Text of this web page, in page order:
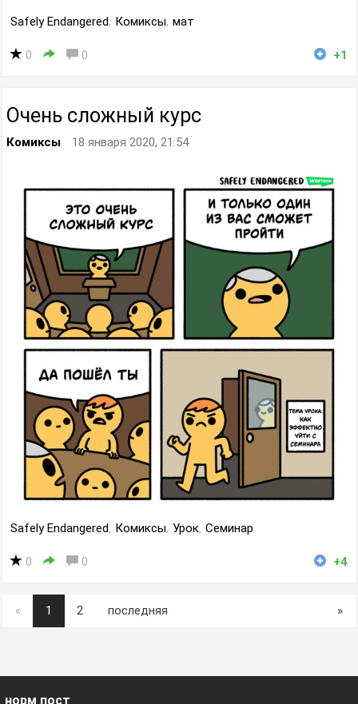
Safely Endangered, Комиксы, мат
0 0 +1
Очень сложный курс
Комиксы 18 января 2020, 21:54
Safely Endangered, Комиксы, Урок, Семинар
0 0 +4
« 1 2 последняя »
норм пост